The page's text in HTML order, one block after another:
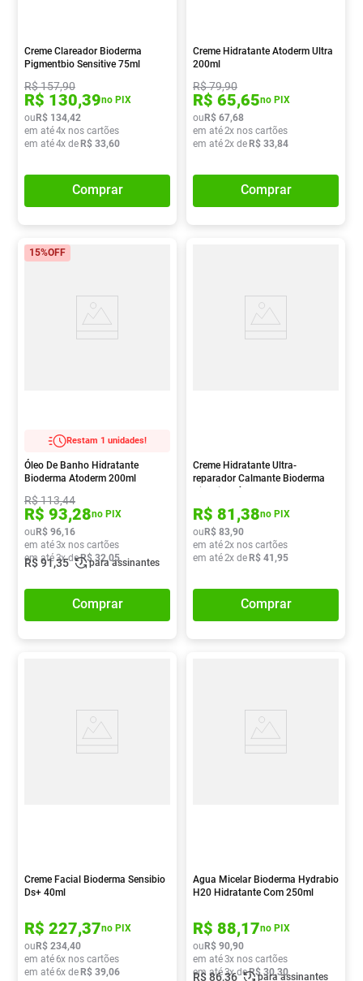
Creme Clareador Bioderma
Pigmentbio Sensitive 75ml
R$157,90
R$ 130,39no PIX
ouR$ 134,42
em até4x nos cartões
em até4x deR$ 33,60
Comprar
Creme Hidratante Atoderm Ultra
200ml
R$79,90
R$ 65,65no PIX
ouR$ 67,68
em até2x nos cartões
em até2x deR$ 33,84
Comprar
15%OFF
Restam 1 unidades!
Óleo De Banho Hidratante
Bioderma Atoderm 200ml
R$113,44
R$ 93,28no PIX
ouR$ 96,16
em até3x nos cartões
em até3x deR$ 32,05
R$91,35 para assinantes
Comprar
Creme Hidratante Ultra-
reparador Calmante Bioderma
Cicabio Crème Com 40ml
R$ 81,38no PIX
ouR$ 83,90
em até2x nos cartões
em até2x deR$ 41 ,95
Comprar
Creme Facial Bioderma Sensibio
Ds+ 40ml
R$ 227,37no PIX
ouR$ 234,40
em até6x nos cartões
em até6x deR$ 39,06
Agua Micelar Bioderma Hydrabio
H20 Hidratante Com 250ml
R$ 88,17no PIX
ouR$ 90,90
em até3x nos cartões
em até3x deR$ 30,30
R$86,36 para assinantes